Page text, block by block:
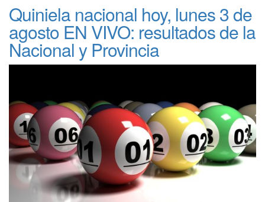
Quiniela nacional hoy, lunes 3 de
agosto EN VIVO: resultados de la
Nacional y Provincia